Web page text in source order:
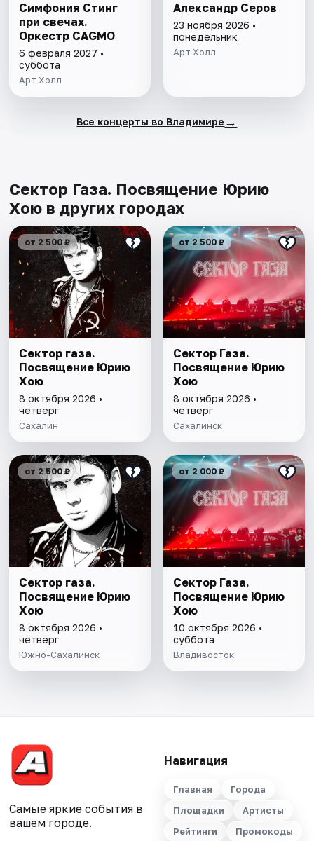
Симфония Стинг
при свечах.
Оркестр CAGMO
6 февраля 2027 •
суббота
Арт Холл
Александр Серов
23 ноября 2026 •
понедельник
Арт Холл
Все концерты во Владимире →
Сектор Газа. Посвящение Юрию
Хою в других городах
от 2 500 ₽
Сектор газа.
Посвящение Юрию
Хою
8 октября 2026 •
четверг
Сахалин
от 2 500 ₽
Сектор Газа.
Посвящение Юрию
Хою
8 октября 2026 •
четверг
Сахалинск
от 2 500 ₽
Сектор газа.
Посвящение Юрию
Хою
8 октября 2026 •
четверг
Южно-Сахалинск
от 2 000 ₽
Сектор Газа.
Посвящение Юрию
Хою
10 октября 2026 •
суббота
Владивосток
Самые яркие события в
вашем городе.
Навигация
Главная
Города
Площадки
Артисты
Рейтинги
Промокоды